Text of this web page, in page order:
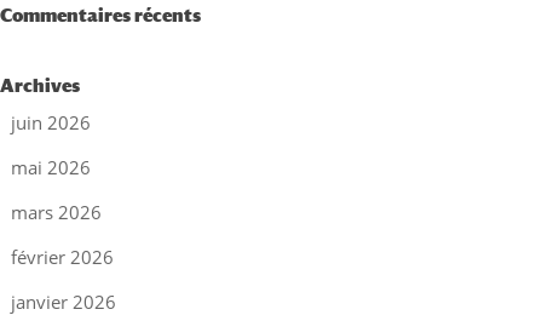
Commentaires récents
Archives
juin 2026
mai 2026
mars 2026
février 2026
janvier 2026